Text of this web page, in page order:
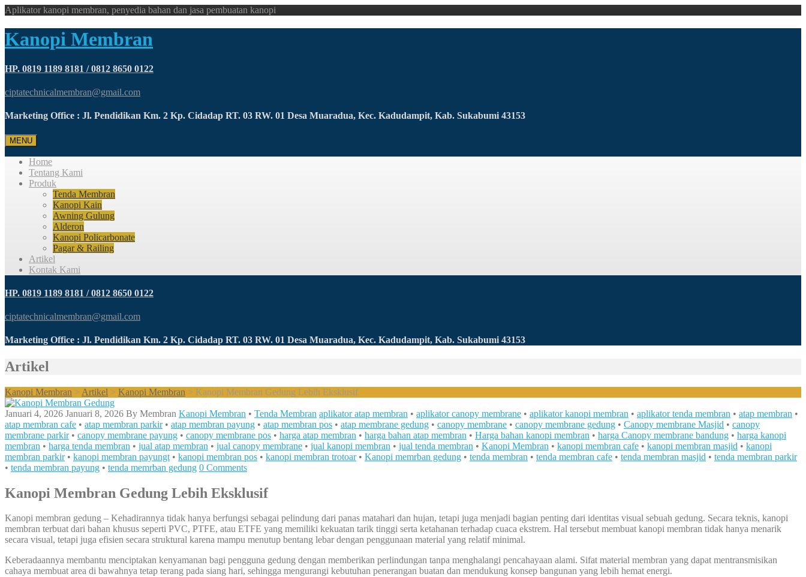
Aplikator kanopi membran, penyedia bahan dan jasa pembuatan kanopi
Kanopi Membran
HP. 0819 1189 8181 / 0812 8650 0122
ciptatechnicalmembran@gmail.com
Marketing Office : Jl. Pendidikan Km. 2 Kp. Cidadap RT. 03 RW. 01 Desa Muaradua, Kec. Kadudampit, Kab. Sukabumi 43153
MENU
Home
Tentang Kami
Produk
Tenda Membran
Kanopi Kain
Awning Gulung
Alderon
Kanopi Policarbonate
Pagar & Railing
Artikel
Kontak Kami
HP. 0819 1189 8181 / 0812 8650 0122
ciptatechnicalmembran@gmail.com
Marketing Office : Jl. Pendidikan Km. 2 Kp. Cidadap RT. 03 RW. 01 Desa Muaradua, Kec. Kadudampit, Kab. Sukabumi 43153
Artikel
Kanopi Membran > Artikel > Kanopi Membran > Kanopi Membran Gedung Lebih Eksklusif
Januari 4, 2026 Januari 8, 2026 By Membran Kanopi Membran • Tenda Membran aplikator atap membran • aplikator canopy membrane • aplikator kanopi membran • aplikator tenda membran • atap membran •
atap membran cafe • atap membran parkir• atap membran payung • atap membran pos • atap membrane gedung • canopy membrane • canopy membrane gedung • Canopy membrane Masjid • canopy
membrane parkir• canopy membrane payung • canopy membrane pos • harga atap membran • harga bahan atap membran • Harga bahan kanopi membran • harga Canopy membrane bandung • harga kanopi
membran • harga tenda membran • jual atap membran • jual canopy membrane • jual kanopi membran • jual tenda membran • Kanopi Membran • kanopi membran cafe • kanopi membran masjid • kanopi
membran parkir• kanopi membran payungt • kanopi membran pos • kanopi membran trotoar• Kanopi memrban gedung • tenda membran • tenda membran cafe • tenda membran masjid • tenda membran parkir
• tenda membran payung • tenda memrban gedung 0 Comments
Kanopi Membran Gedung Lebih Eksklusif
Kanopi membran gedung – Kehadirannya tidak hanya berfungsi sebagai pelindung dari panas matahari dan hujan, tetapi juga menjadi bagian penting dari identitas visual sebuah gedung. Secara teknis, kanopi
membran terbuat dari bahan khusus seperti PVC, PTFE, atau ETFE yang memiliki kekuatan tarik tinggi serta ketahanan terhadap cuaca ekstrem. Hal tersebut membuat kanopi membran tidak hanya menarik
secara visual, tetapi juga efisien secara struktural karena mampu menutup bentang lebar dengan penggunaan material yang relatif minimal.
Keberadaannya membantu menciptakan kenyamanan bagi pengguna gedung dengan memberikan perlindungan tanpa menghalangi pencahayaan alami. Sifat material membran yang dapat mentransmisikan
cahaya membuat area di bawahnya tetap terang pada siang hari, sehingga mengurangi kebutuhan penerangan buatan dan mendukung konsep bangunan yang lebih hemat energi.